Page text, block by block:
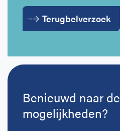
Terugbelverzoek
Benieuwd naar de
mogelijkheden?